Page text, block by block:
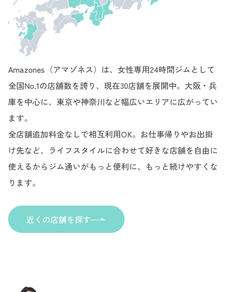
Amazones（アマゾネス）は、女性専用24時間ジムとして
全国No.1の店舗数を誇り、現在30店舗を展開中。大阪・兵
庫を中心に、東京や神奈川など幅広いエリアに広がってい
ます。
全店舗追加料金なしで相互利用OK。お仕事帰りやお出掛
け先など、ライフスタイルに合わせて好きな店舗を自由に
使えるからジム通いがもっと便利に、もっと続けやすくな
ります。
近くの店舗を探す